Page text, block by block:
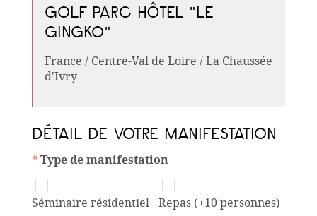
GOLF PARC HÔTEL "LE
GINGKO"
France / Centre-Val de Loire / La Chaussée
d'Ivry
DÉTAIL DE VOTRE MANIFESTATION
*Type de manifestation
Séminaire résidentiel
Repas (+10 personnes)